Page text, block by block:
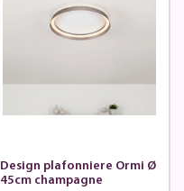
Design plafonniere Ormi Ø
45cm champagne